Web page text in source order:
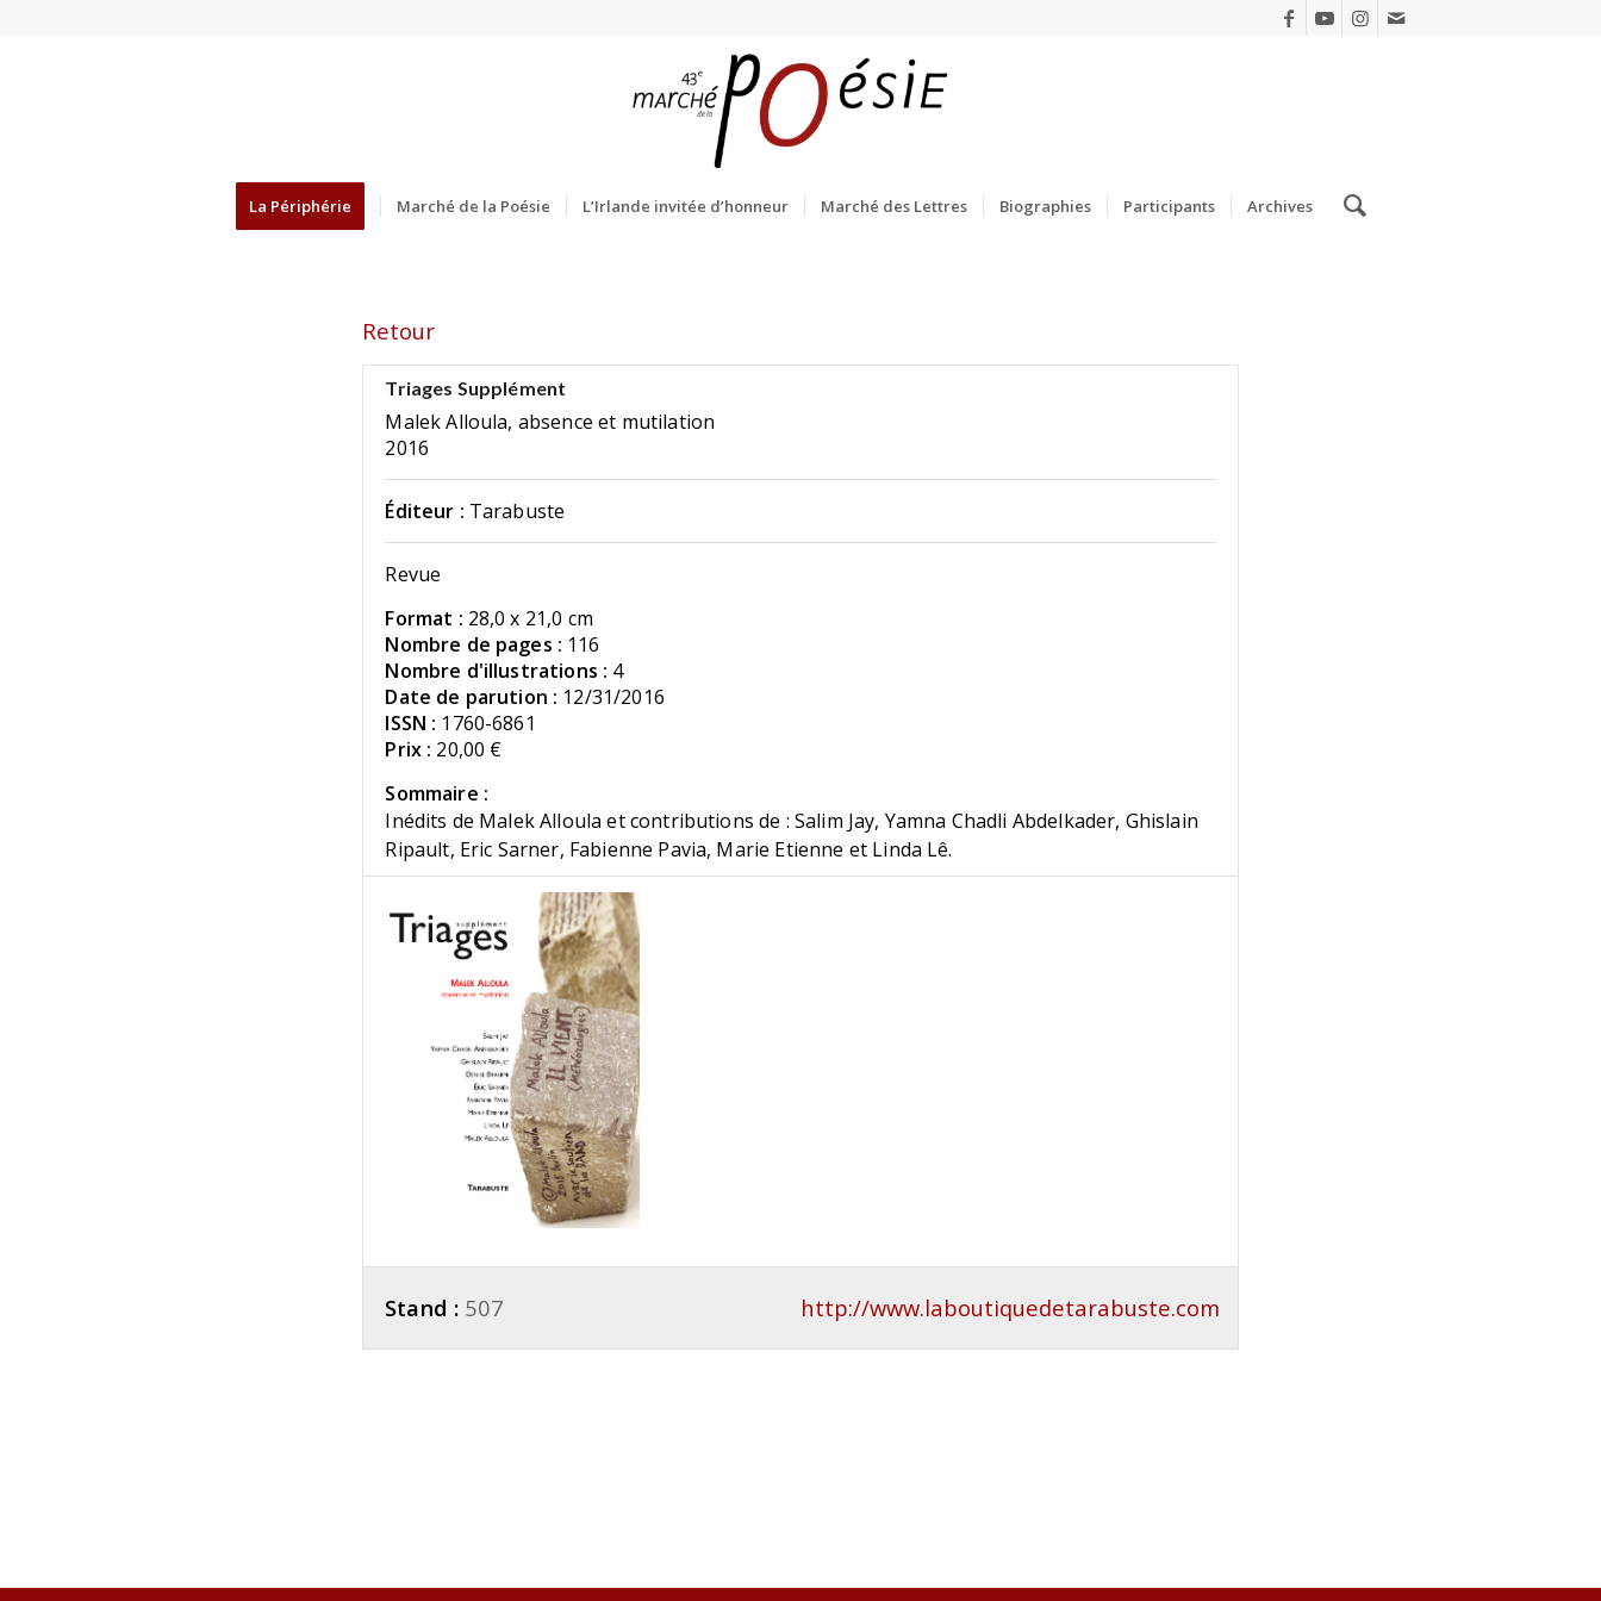
La Périphérie Marché de la Poésie L’Irlande invitée d’honneur Marché des Lettres Biographies Participants Archives
Retour
Triages Supplément
Malek Alloula, absence et mutilation
2016
Éditeur : Tarabuste
Revue
Format : 28,0 x 21,0 cm
Nombre de pages : 116
Nombre d'illustrations : 4
Date de parution : 12/31/2016
ISSN : 1760-6861
Prix : 20,00 €
Sommaire :
Inédits de Malek Alloula et contributions de : Salim Jay, Yamna Chadli Abdelkader, Ghislain
Ripault, Eric Sarner, Fabienne Pavia, Marie Etienne et Linda Lê.
Stand : 507 http://www.laboutiquedetarabuste.com